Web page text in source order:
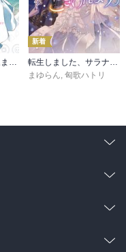
デスゲームに巻き込まれた山本さん、気ままにゲームバランスを崩壊させる７【電子特別版】
新着
転生しました、サラナ・キンジェです。ごきげんよう。５ ～婚約破棄されたので田舎で気ままに暮らしたいと思います～【電子書店共通特典SS付】
まゆらん, 匈歌ハトリ